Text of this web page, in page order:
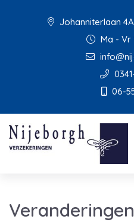
Johanniterlaan
Ma - Vr
06-